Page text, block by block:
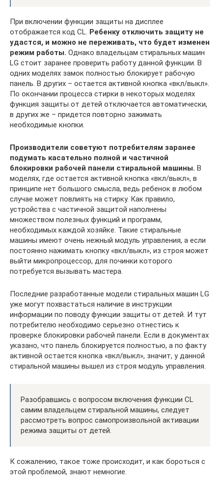
При включении функции защиты на дисплее
отображается код CL. Ребенку отключить защиту не
удастся, и можно не переживать, что будет изменен
режим работы. Однако владельцам стиральных машин
LG стоит заранее проверить работу данной функции. В
одних моделях замок полностью блокирует рабочую
панель. В других – остается активной кнопка «вкл/выкл».
По окончании процесса стирки в некоторых моделях
функция защиты от детей отключается автоматически,
в других же – придется повторно зажимать
необходимые кнопки.
Производители советуют потребителям заранее
подумать касательно полной и частичной
блокировки рабочей панели стиральной машины. В
моделях, где остается активной кнопка «вкл/выкл», в
принципе нет большого смысла, ведь ребенок в любом
случае может повлиять на стирку. Как правило,
устройства с частичной защитой наполнены
множеством полезных функций и программ,
необходимых каждой хозяйке. Такие стиральные
машины имеют очень нежный модуль управления, а если
постоянно нажимать кнопку «вкл/выкл», из строя может
выйти микропроцессор, для починки которого
потребуется вызывать мастера.
Последние разработанные модели стиральных машин LG
уже могут похвастаться наличие в инструкции
информации по поводу функции защиты от детей. И тут
потребителю необходимо серьезно отнестись к
проверке блокировки рабочей панели. Если в документах
указано, что панель блокируется полностью, а по факту
активной остается кнопка «вкл/выкл», значит, у данной
стиральной машины вышел из строя модуль управления.
Разобравшись с вопросом включения функции CL
самим владельцем стиральной машины, следует
рассмотреть вопрос самопроизвольной активации
режима защиты от детей.
К сожалению, такое тоже происходит, и как бороться с
этой проблемой, знают немногие.